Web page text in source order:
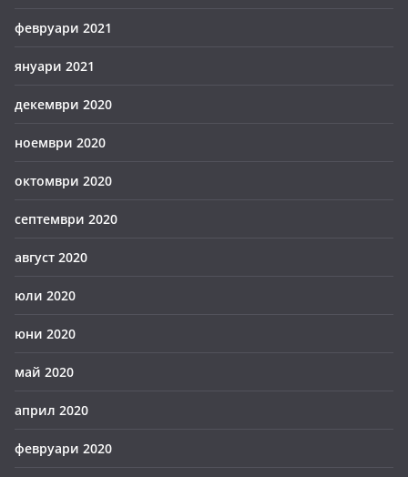
февруари 2021
януари 2021
декември 2020
ноември 2020
октомври 2020
септември 2020
август 2020
юли 2020
юни 2020
май 2020
април 2020
февруари 2020